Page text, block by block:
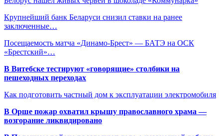
Крупнейший банк Беларуси снизил ставки на ранее
заключенные…
Посещаемость матча «Динамо-Брест» — БАТЭ на ОСК
«Брестский»…
В Витебске тестируют «говорящие» столбики на
пешеходных переходах
Как подготовить частный дом к эксплуатации электромобиля
В Орше пожар охватил крышу православного храма —
возгорание ликвидировано